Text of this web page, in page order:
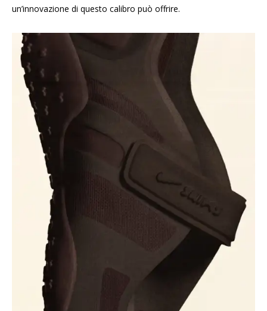
un’innovazione di questo calibro può offrire.